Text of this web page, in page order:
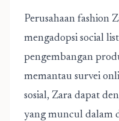
Perusahaan fashion
mengadopsi social
pengembangan
memantau survei
sosial, Zara dapat
yang muncul dalam